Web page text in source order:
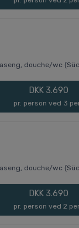
douche/wc
DKK 3.690
pr. person ved 3
douche/wc
DKK 3.690
pr. person ved 2